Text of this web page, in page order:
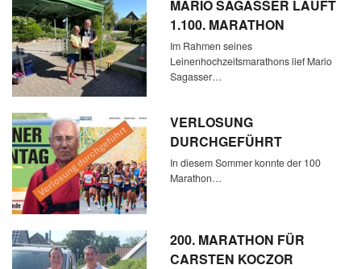
MARIO SAGASSER LÄUFT
1.100. MARATHON
Im Rahmen seines
Leinenhochzeitsmarathons lief Mario
Sagasser…
VERLOSUNG
DURCHGEFÜHRT
In diesem Sommer konnte der 100
Marathon…
200. MARATHON FÜR
CARSTEN KOCZOR